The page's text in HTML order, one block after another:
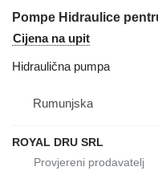
Cijena na upit
Hidraulična pumpa
Rumunjska
ROYAL DRU SRL